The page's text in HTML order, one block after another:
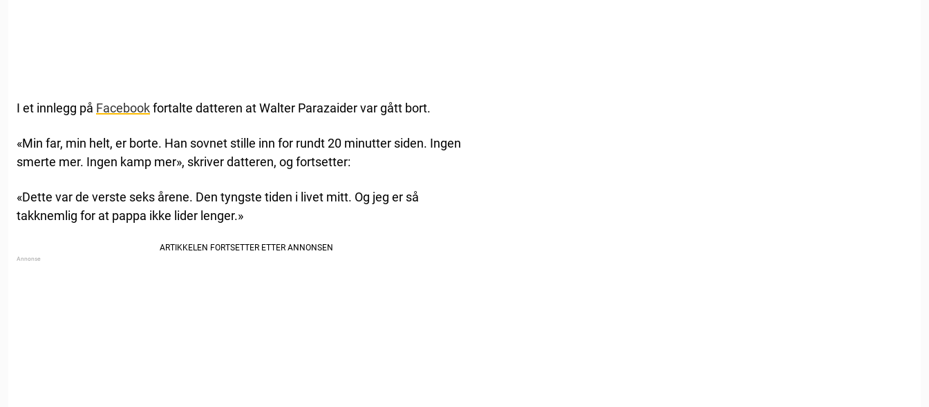
I et innlegg på Facebookfortalte datteren at Walter Parazaider var gått bort.
«Min far, min helt, er borte. Han sovnet stille inn for rundt 20 minutter siden. Ingen
smerte mer. Ingen kamp mer», skriver datteren, og fortsetter:
«Dette var de verste seks årene. Den tyngste tiden i livet mitt. Og jeg er så
takknemlig for at pappa ikke lider lenger.»